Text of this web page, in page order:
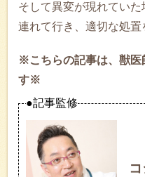
そして異変が現れてい
連れて行き、適切な処置
※こちらの記事は、獣医
す※
●記事監修